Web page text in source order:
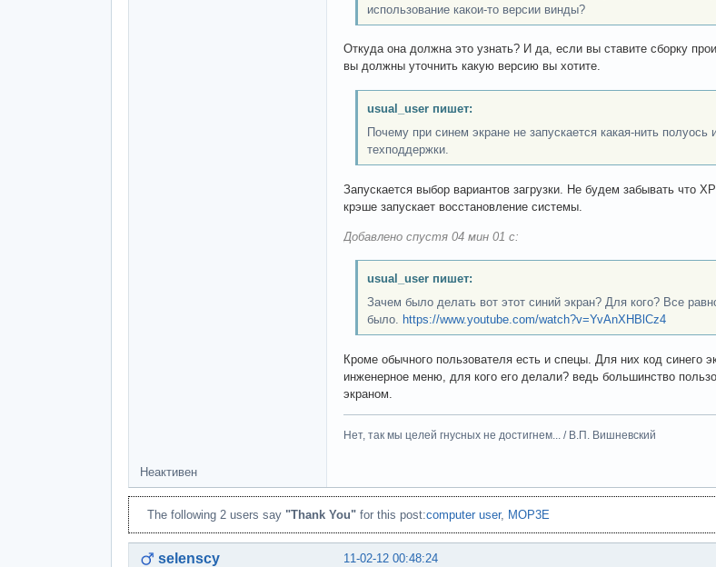
использование какои-то версии винды?
Откуда она должна это узнать? И да, если вы ставите сборку
вы должны уточнить какую версию вы хотите.
usual_user пишет:
Почему при синем экране не запускается какая-нить
техподдержки.
Запускается выбор вариантов загрузки. Не будем забывать что
крэше запускает восстановление системы.
Добавлено спустя 04 мин 01 с:
usual_user пишет:
Зачем было делать вот этот синий экран? Для кого? Все
было. https://www.youtube.com/watch?v=YvAnXHBlCz4
Кроме обычного пользователя есть и спецы. Для них код синего
инженерное меню, для кого его делали? ведь большинство
экраном.
Нет, так мы целей гнусных не достигнем... / В.П. Вишневский
Неактивен
The following 2 users say "Thank You" for this post:computer user, MOP3E
11-02-12 00:48:24
selenscy